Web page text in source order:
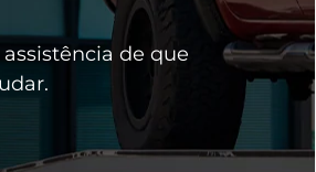
de que